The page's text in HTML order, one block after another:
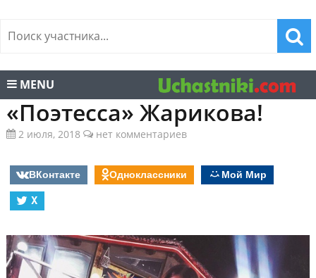
MENU
«Поэтесса» Жарикова!
2 июля, 2018 нет комментариев
ВКонтакте Одноклассники
Мой Мир
X